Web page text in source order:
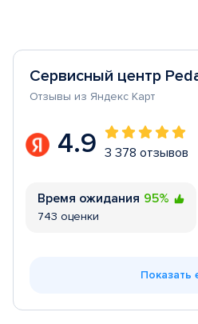
Сервисный центр
Отзывы из Яндекс Карт
4.9 3 378 отзывов
Время ожидания 95%
743 оценки
Показать